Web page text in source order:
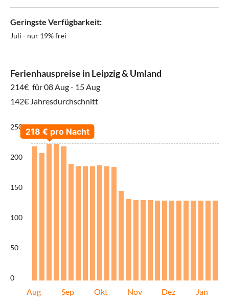
Geringste Verfügbarkeit:
Juli - nur 19% frei
Ferienhauspreise in Leipzig & Umland
214€ für 08 Aug - 15 Aug
142€ Jahresdurchschnitt
250
200
150
100
50
0
Aug Sep Okt Nov Dez Jan